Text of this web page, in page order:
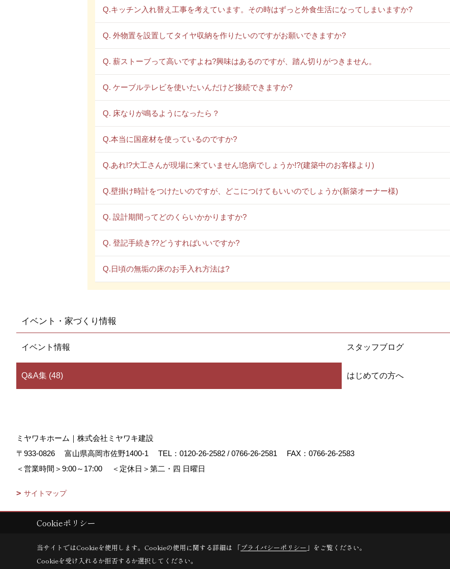
Q.キッチン入れ替え工事を考えています。その時はずっと外食生活になってしまいますか?
Q. 外物置を設置してタイヤ収納を作りたいのですがお願いできますか?
Q. 薪ストーブって高いですよね?興味はあるのですが、踏ん切りがつきません。
Q. ケーブルテレビを使いたいんだけど接続できますか?
Q. 床なりが鳴るようになったら？
Q.本当に国産材を使っているのですか?
Q.あれ!?大工さんが現場に来ていません!急病でしょうか!?(建築中のお客様より)
Q.壁掛け時計をつけたいのですが、どこにつけてもいいのでしょうか(新築オーナー様)
Q. 設計期間ってどのくらいかかりますか?
Q. 登記手続き??どうすればいいですか?
Q.日頃の無垢の床のお手入れ方法は?
イベント・家づくり情報
イベント情報 スタッフブログ
Q&A集 (48) はじめての方へ
ミヤワキホーム｜株式会社ミヤワキ建設
〒933-0826
富山県高岡市佐野1400-1 TEL： 0120-26-2582 / 0766-26-2581
FAX：0766-26-2583
＜営業時間＞9:00～17:00
＜定休日＞第二・四 日曜日
サイトマップ
Copyright (c) MIYAWAKI HOME. All Rights Reserved.
Cookieポリシー
当サイトではCookieを使用します。 Cookieの使用に関する詳細は 「プライバシーポリシー 」をご覧ください。
Cookieを受け入れるか拒否するか選択してください。